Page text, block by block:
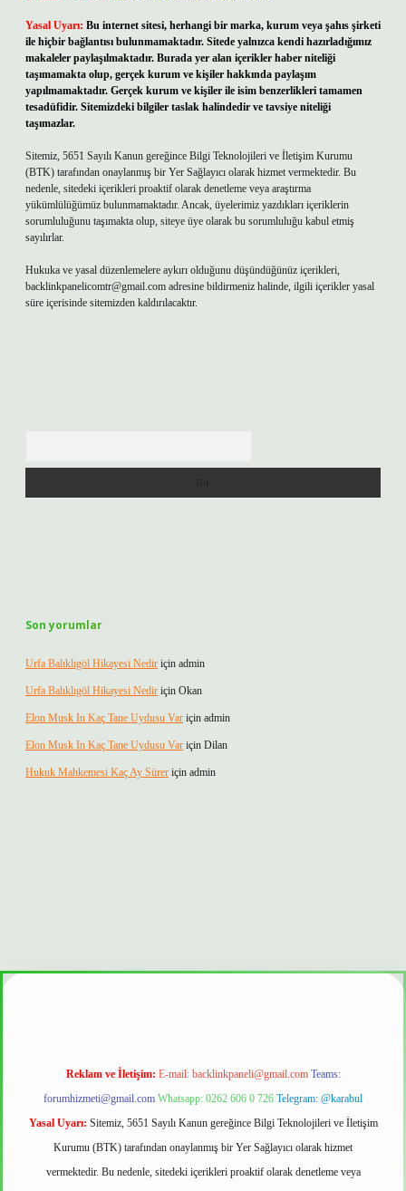
Yasal Uyarı: Bu internet sitesi, herhangi bir marka, kurum veya şahıs şirketi
ile hiçbir bağlantısı bulunmamaktadır. Sitede yalnızca kendi hazırladığımız
makaleler paylaşılmaktadır. Burada yer alan içerikler haber niteliği
taşımamakta olup, gerçek kurum ve kişiler hakkında paylaşım
yapılmamaktadır. Gerçek kurum ve kişiler ile isim benzerlikleri tamamen
tesadüfidir. Sitemizdeki bilgiler taslak halindedir ve tavsiye niteliği
taşımazlar.
Sitemiz, 5651 Sayılı Kanun gereğince Bilgi Teknolojileri ve İletişim Kurumu
(BTK) tarafından onaylanmış bir Yer Sağlayıcı olarak hizmet vermektedir. Bu
nedenle, sitedeki içerikleri proaktif olarak denetleme veya araştırma
yükümlülüğümüz bulunmamaktadır. Ancak, üyelerimiz yazdıkları içeriklerin
sorumluluğunu taşımakta olup, siteye üye olarak bu sorumluluğu kabul etmiş
sayılırlar.
Hukuka ve yasal düzenlemelere aykırı olduğunu düşündüğünüz içerikleri,
backlinkpanelicomtr@gmail.com adresine bildirmeniz halinde, ilgili içerikler yasal
süre içerisinde sitemizden kaldırılacaktır.
Son yorumlar
Urfa Balıklıgöl Hikayesi Nedir için admin
Urfa Balıklıgöl Hikayesi Nedir için Okan
Elon Musk In Kaç Tane Uydusu Var için admin
Elon Musk In Kaç Tane Uydusu Var için Dilan
Hukuk Mahkemesi Kaç Ay Sürer için admin
güvenilir mi
Reklam ve İletişim: E-mail: backlinkpaneli@gmail.com Teams:
forumhizmeti@gmail.com Whatsapp: 0262 606 0 726 Telegram: @karabul
Yasal Uyarı: Sitemiz, 5651 Sayılı Kanun gereğince Bilgi Teknolojileri ve İletişim
Kurumu (BTK) tarafından onaylanmış bir Yer Sağlayıcı olarak hizmet
vermektedir. Bu nedenle, sitedeki içerikleri proaktif olarak denetleme veya